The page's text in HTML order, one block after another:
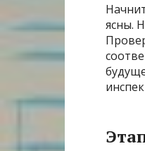
ясны.